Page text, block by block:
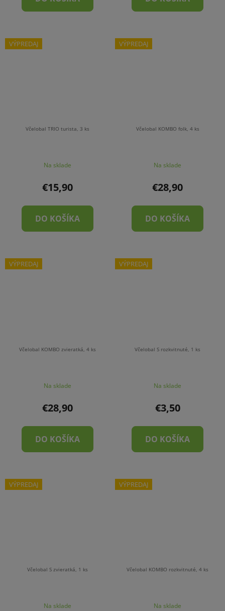
VÝPREDAJ
Včelobal TRIO turista, 3 ks
Na sklade
€15,90
DO KOŠÍKA
VÝPREDAJ
Včelobal KOMBO folk, 4 ks
Na sklade
€28,90
DO KOŠÍKA
VÝPREDAJ
Včelobal KOMBO zvieratká, 4 ks
Na sklade
€28,90
DO KOŠÍKA
VÝPREDAJ
Včelobal S rozkvitnuté, 1 ks
Na sklade
€3,50
DO KOŠÍKA
VÝPREDAJ
Včelobal S zvieratká, 1 ks
Na sklade
VÝPREDAJ
Včelobal KOMBO rozkvitnuté, 4 ks
Na sklade